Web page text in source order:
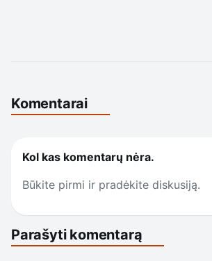
Komentarai
Kol kas komentarų nėra.
Būkite pirmi ir pradėkite diskusiją.
Parašyti komentarą